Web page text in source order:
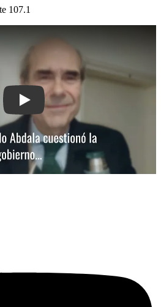
107.1
Play: "Hay sabor a poco": Pablo